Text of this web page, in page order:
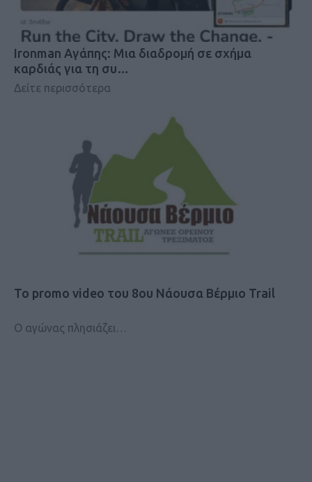
Ironman Αγάπης: Μια διαδρομή σε σχήμα
καρδιάς για τη συ…
Δείτε περισσότερα
Το promo video του 8ου Νάουσα Βέρμιο Trail
Ο αγώνας πλησιάζει…